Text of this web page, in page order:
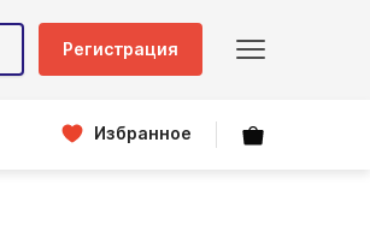
Регистрация
Избранное